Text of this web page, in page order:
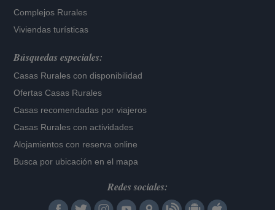
Complejos Rurales
Viviendas turísticas
Búsquedas especiales:
Casas Rurales con disponibilidad
Ofertas Casas Rurales
Casas recomendadas por viajeros
Casas Rurales con actividades
Alojamientos con reserva online
Busca por ubicación en el mapa
Redes sociales: